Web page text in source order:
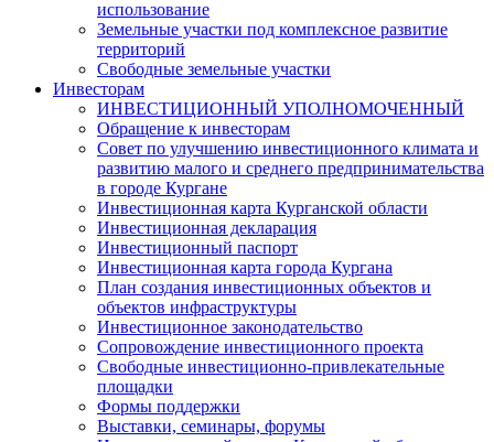
использование
Земельные участки под комплексное развитие
территорий
Свободные земельные участки
Инвесторам
ИНВЕСТИЦИОННЫЙ УПОЛНОМОЧЕННЫЙ
Обращение к инвесторам
Совет по улучшению инвестиционного климата и
развитию малого и среднего предпринимательства
в городе Кургане
Инвестиционная карта Курганской области
Инвестиционная декларация
Инвестиционный паспорт
Инвестиционная карта города Кургана
План создания инвестиционных объектов и
объектов инфраструктуры
Инвестиционное законодательство
Сопровождение инвестиционного проекта
Свободные инвестиционно-привлекательные
площадки
Формы поддержки
Выставки, семинары, форумы